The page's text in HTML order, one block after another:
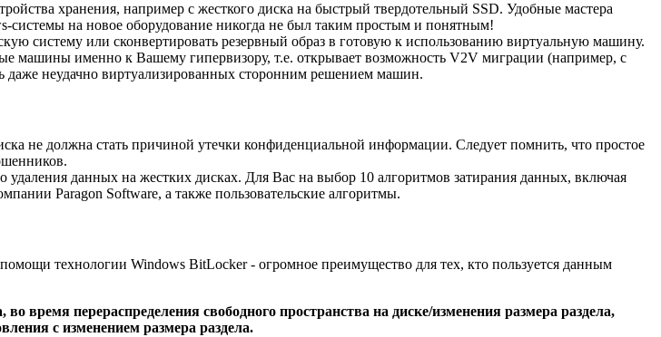
хранения, например с жесткого диска на быстрый твердотельный SSD. Удобные мастера
на новое оборудование никогда не был таким простым и понятным!
систему или сконвертировать резервный образ в готовую к использованию виртуальную машину.
машины именно к Вашему гипервизору, т.е. открывает возможность V2V миграции (например, с
даже неудачно виртуализированных сторонним решением машин.
не должна стать причиной утечки конфиденциальной информации. Следует помнить, что простое
данных на жестких дисках. Для Вас на выбор 10 алгоритмов затирания данных, включая
Paragon Software, а также пользовательские алгоритмы.
технологии Windows BitLocker - огромное преимущество для тех, кто пользуется данным
время перераспределения свободного пространства на диске/изменения размера раздела,
с изменением размера раздела.